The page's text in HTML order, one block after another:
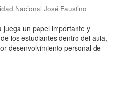
Nacional José Faustino
juega un papel importante y
los estudiantes dentro del aula,
desenvolvimiento personal de